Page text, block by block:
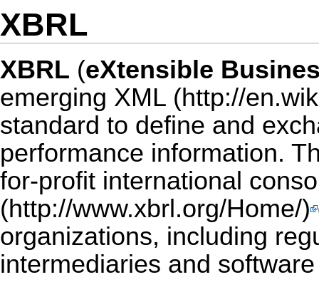
XBRL
XBRL (eXtensible
emerging XML
standard to define and
performance information.
for-profit international
organizations, including
intermediaries and